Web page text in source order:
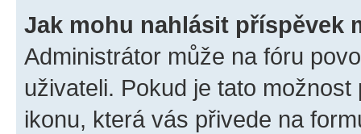
Jak mohu nahlásit příspěvek
Administrátor může na fóru
uživateli. Pokud je tato
ikonu, která vás přivede na